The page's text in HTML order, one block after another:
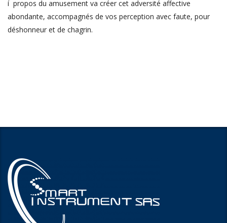
í propos du amusement va créer cet adversité affective
abondante, accompagnés de vos perception avec faute, pour
déshonneur et de chagrin.